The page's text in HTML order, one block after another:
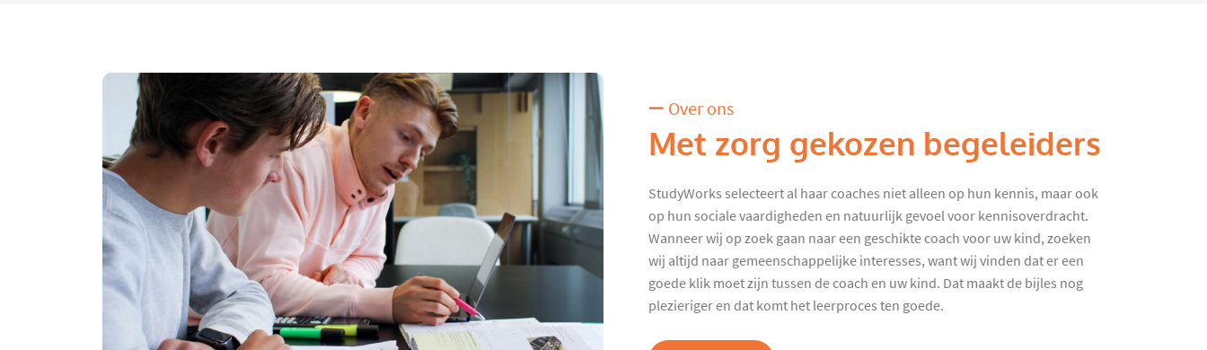
Over ons
Met zorg gekozen begeleiders
StudyWorks selecteert al haar coaches niet alleen op hun kennis, maar ook
op hun sociale vaardigheden en natuurlijk gevoel voor kennisoverdracht.
Wanneer wij op zoek gaan naar een geschikte coach voor uw kind, zoeken
wij altijd naar gemeenschappelijke interesses, want wij vinden dat er een
goede klik moet zijn tussen de coach en uw kind. Dat maakt de bijles nog
plezieriger en dat komt het leerproces ten goede.